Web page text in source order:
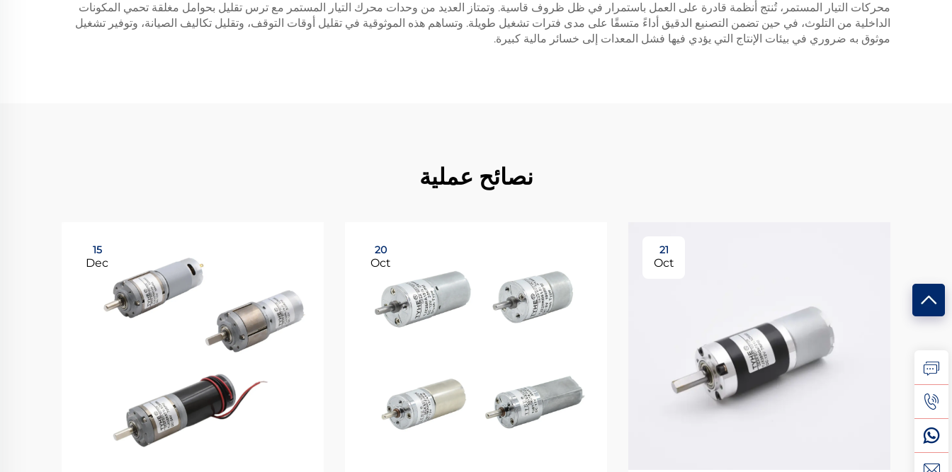
محركات التيار المستمر، تُنتج أنظمة قادرة على العمل باستمرار في ظل ظروف قاسية. وتمتاز العديد من وحدات محرك التيار المستمر مع ترس تقليل بحوامل مغلقة تحمي المكونات
الداخلية من التلوث، في حين تضمن التصنيع الدقيق أداءً متسقًا على مدى فترات تشغيل طويلة. وتساهم هذه الموثوقية في تقليل أوقات التوقف، وتقليل تكاليف الصيانة، وتوفير تشغيل
موثوق به ضروري في بيئات الإنتاج التي يؤدي فيها فشل المعدات إلى خسائر مالية كبيرة.
نصائح عملية
21
Oct
20
Oct
15
Dec